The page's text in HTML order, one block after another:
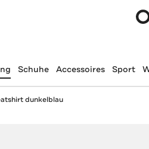
Schuhe Accessoires Sport
dunkelblau